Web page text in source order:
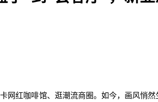
红咖啡馆、逛潮流商圈。如今，画风悄